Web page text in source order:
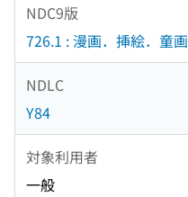
NDC9版
726.1 : 漫画．挿絵．童画
NDLC
Y84
対象利用者
一般